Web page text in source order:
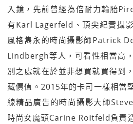
入鏡，先前曾經為倍耐力輪胎
有Karl Lagerfeld、頂尖紀實攝
風格雋永的時尚攝影師Patrick
Lindbergh等人，可看性相當高
別之處就在於並非想買就買得到
藏價值。2015年的卡司一樣相當
線精品廣告的時尚攝影大師
時尚女魔頭Carine Roitfeld負責